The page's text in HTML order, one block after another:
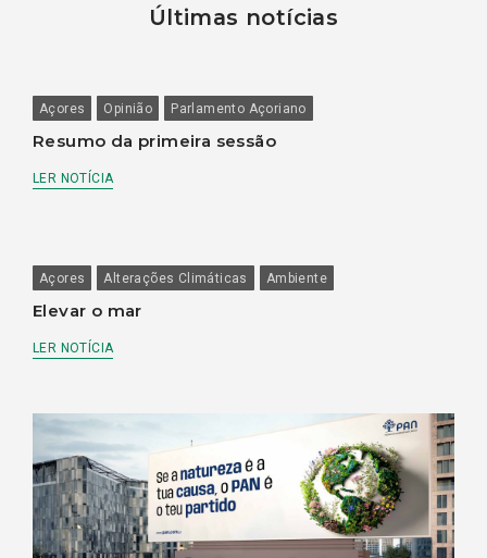
Últimas notícias
Açores Opinião Parlamento Açoriano
Resumo da primeira sessão
LER NOTÍCIA
Açores Alterações Climáticas Ambiente
Elevar o mar
LER NOTÍCIA